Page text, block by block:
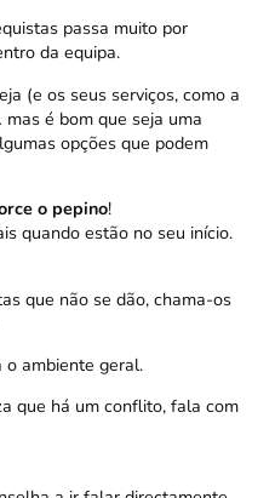
passa muito por
da equipa.
(e os seus serviços, como a
é bom que seja uma
opções que podem
o pepino!
quando estão no seu início.
que não se dão, chama-os
o ambiente geral.
que há um conflito, fala com